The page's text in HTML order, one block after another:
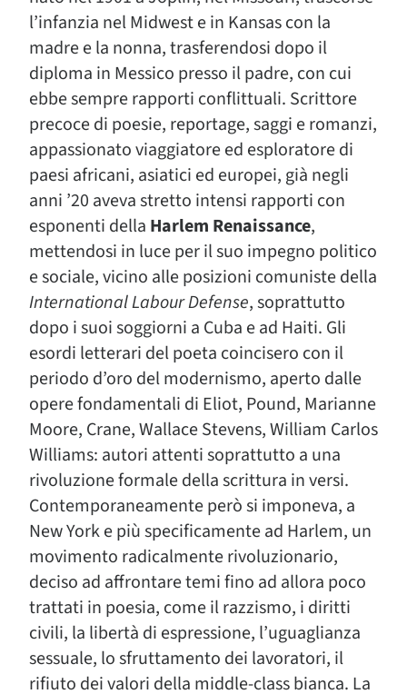
l’infanzia nel Midwest e in Kansas con la
madre e la nonna, trasferendosi dopo il
diploma in Messico presso il padre, con cui
ebbe sempre rapporti conflittuali. Scrittore
precoce di poesie, reportage, saggi e romanzi,
appassionato viaggiatore ed esploratore di
paesi africani, asiatici ed europei, già negli
anni ’20 aveva stretto intensi rapporti con
esponenti della Harlem Renaissance,
mettendosi in luce per il suo impegno politico
e sociale, vicino alle posizioni comuniste della
International Labour Defense, soprattutto
dopo i suoi soggiorni a Cuba e ad Haiti. Gli
esordi letterari del poeta coincisero con il
periodo d’oro del modernismo, aperto dalle
opere fondamentali di Eliot, Pound, Marianne
Moore, Crane, Wallace Stevens, William Carlos
Williams: autori attenti soprattutto a una
rivoluzione formale della scrittura in versi.
Contemporaneamente però si imponeva, a
New York e più specificamente ad Harlem, un
movimento radicalmente rivoluzionario,
deciso ad affrontare temi fino ad allora poco
trattati in poesia, come il razzismo, i diritti
civili, la libertà di espressione, l’uguaglianza
sessuale, lo sfruttamento dei lavoratori, il
rifiuto dei valori della middle-class bianca. La